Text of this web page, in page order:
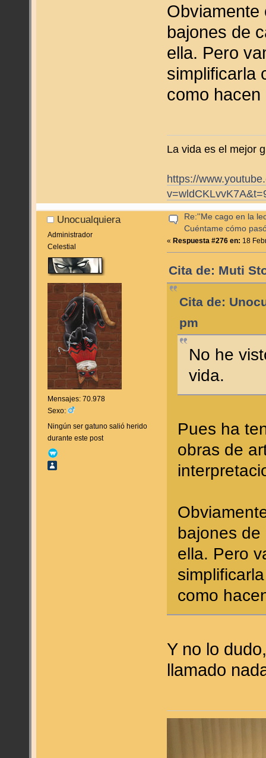
Obviamente
bajones de
ella. Pero
simplificarla
como
La vida es el mejor
https://
Unocualquiera
Administrador
Celestial
Mensajes: 70.978
Sexo:
Ningún ser gatuno salió herido
durante este post
Re:''Me cago en la
Cuéntame cómo
« Respuesta #276 en: 18
Cita de: Muti
Cita de:
pm
No he
vida.
Pues ha
obras de
bajones
ella. Pero
como
Y no lo
llamado